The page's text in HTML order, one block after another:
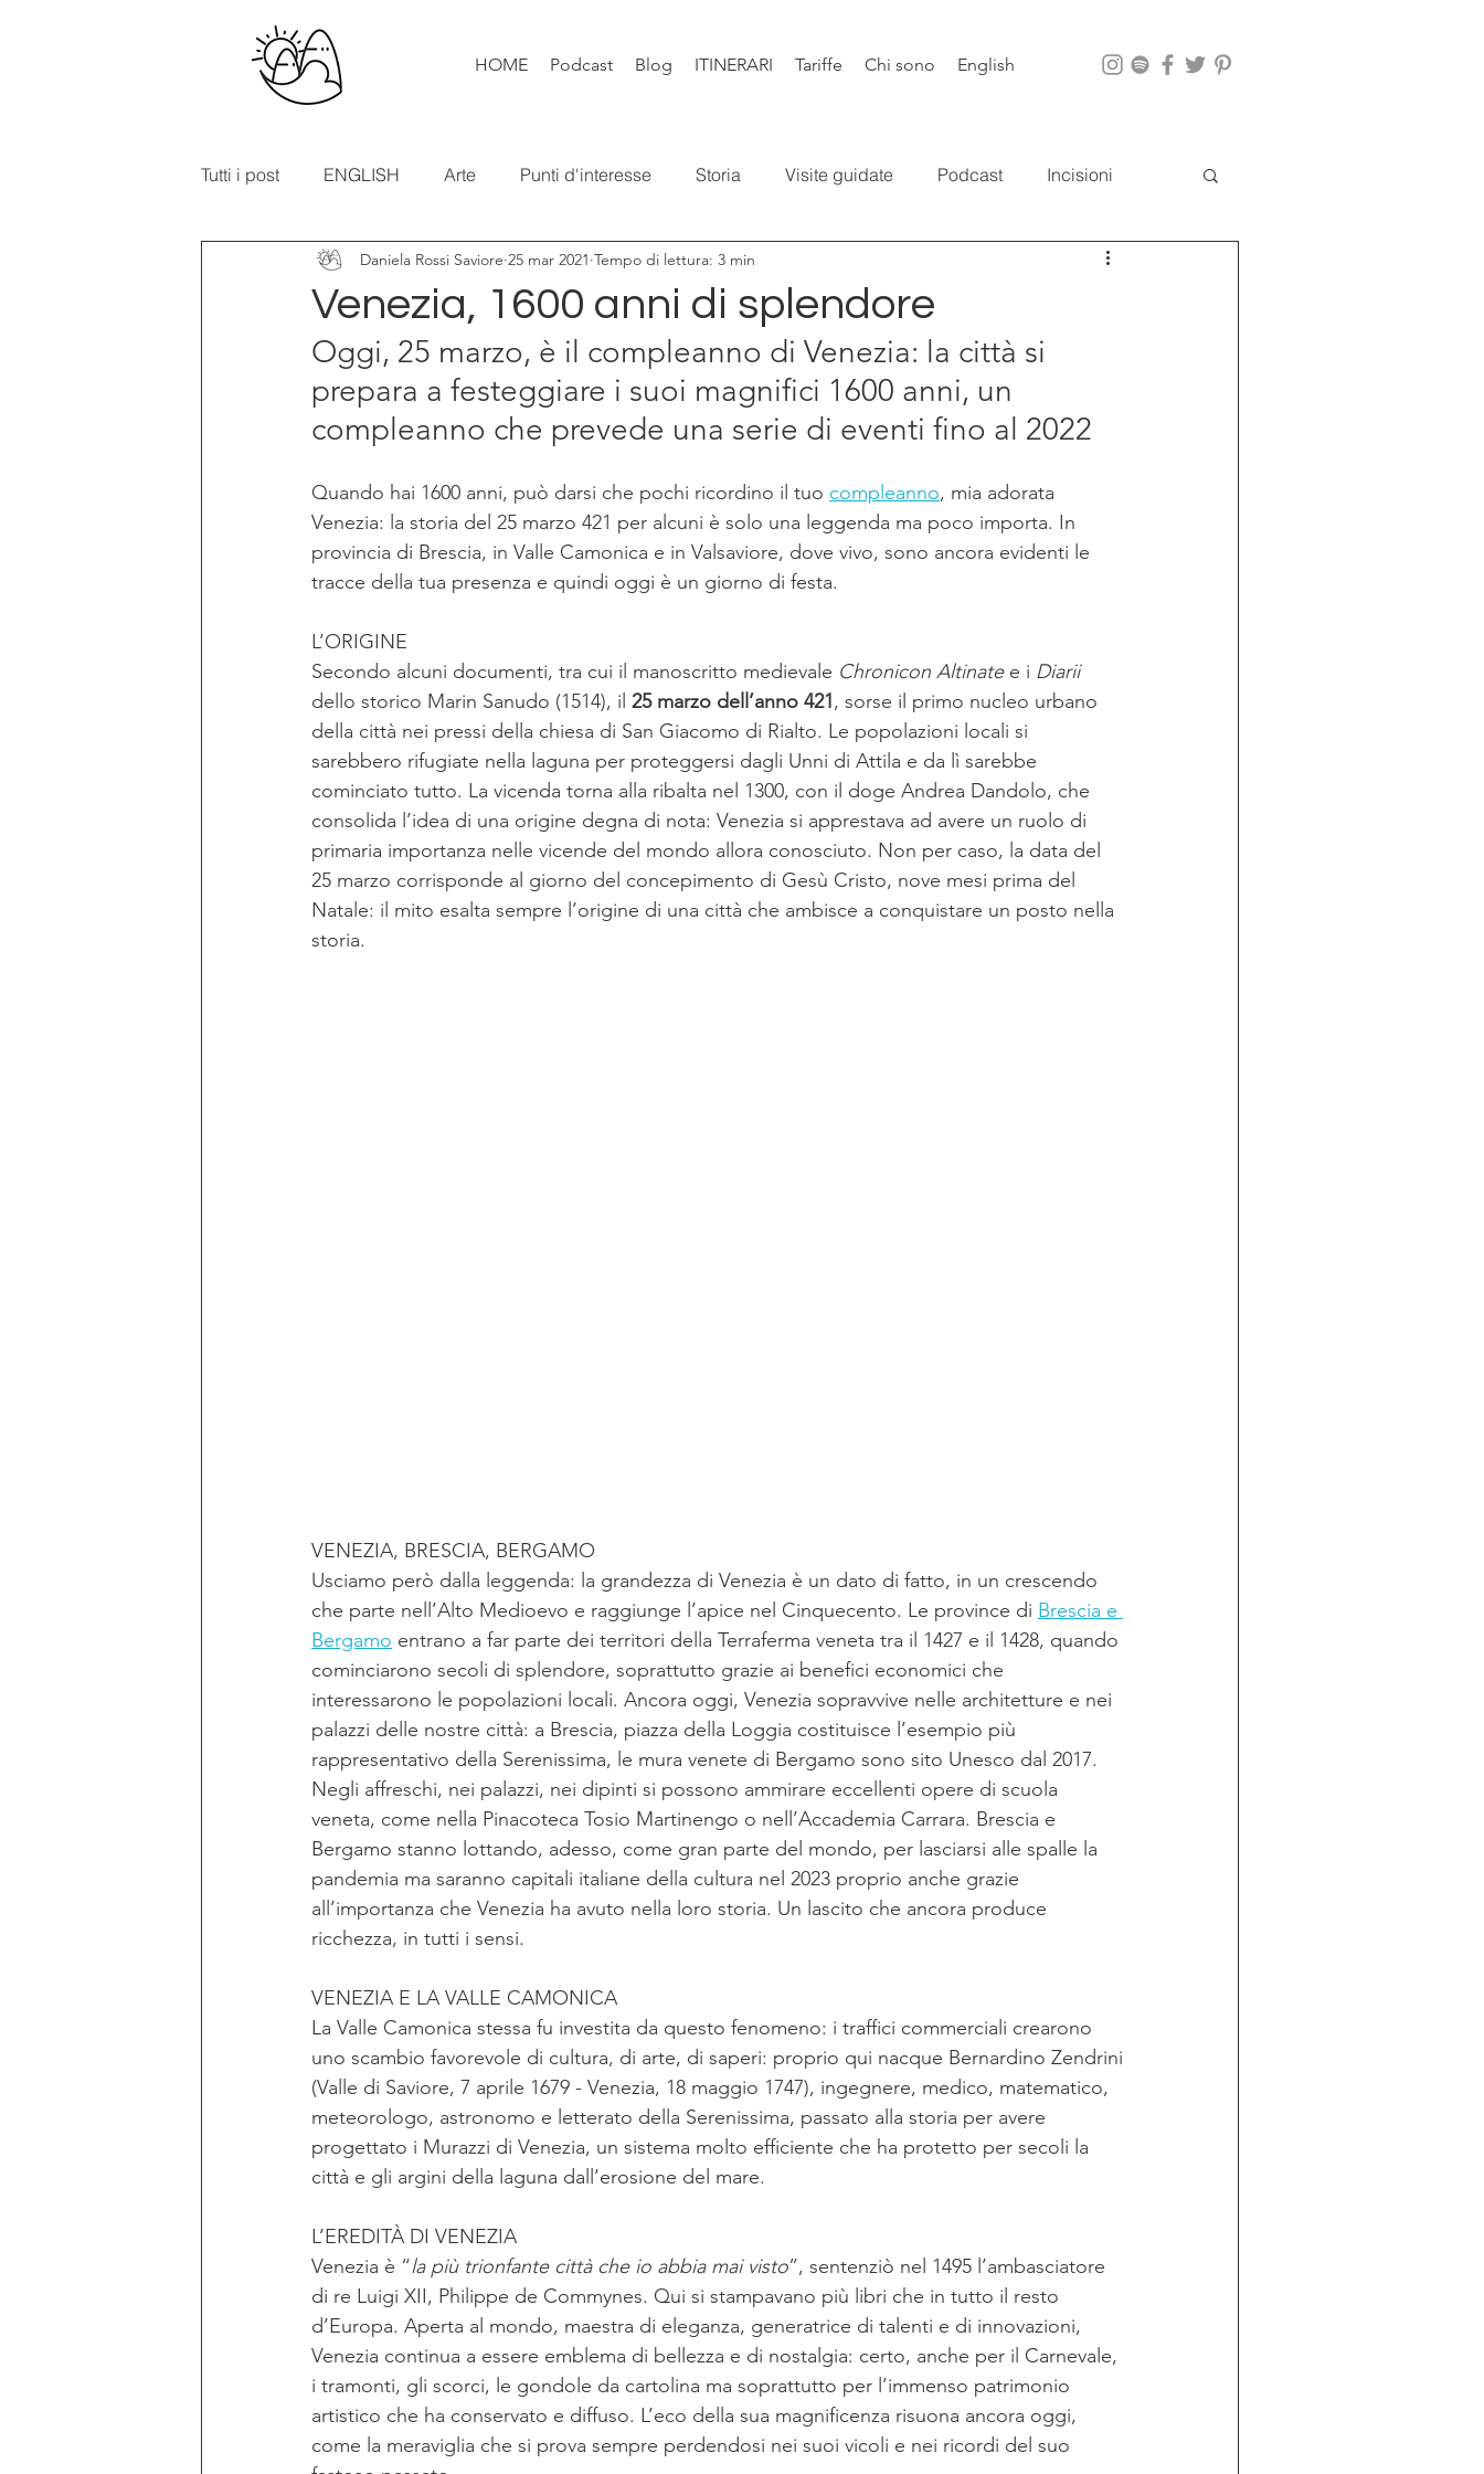
HOME Podcast Blog ITINERARI Tariffe Chi sono English
Tutti i post ENGLISH Arte Punti d'interesse Storia Visite guidate Podcast Incisioni
Cibo e vino Turismo Leggende Santi e Bibbia
In primo piano Mostre
Venezia, 1600 anni di splendore
Daniela Rossi Saviore 25 mar 2021 Tempo di lettura: 3 min
Oggi, 25 marzo, è il compleanno di Venezia: la città si
prepara a festeggiare i suoi magnifici 1600 anni, un
compleanno che prevede una serie di eventi fino al 2022
Quando hai 1600 anni, può darsi che pochi ricordino il tuo compleanno, mia adorata
Venezia: la storia del 25 marzo 421 per alcuni è solo una leggenda ma poco importa. In
provincia di Brescia, in Valle Camonica e in Valsaviore, dove vivo, sono ancora evidenti le
tracce della tua presenza e quindi oggi è un giorno di festa.
L’ORIGINE
Secondo alcuni documenti, tra cui il manoscritto medievale Chronicon Altinate e i Diarii
dello storico Marin Sanudo (1514), il 25 marzo dell’anno 421, sorse il primo nucleo urbano
della città nei pressi della chiesa di San Giacomo di Rialto. Le popolazioni locali si
sarebbero rifugiate nella laguna per proteggersi dagli Unni di Attila e da lì sarebbe
cominciato tutto. La vicenda torna alla ribalta nel 1300, con il doge Andrea Dandolo, che
consolida l’idea di una origine degna di nota: Venezia si apprestava ad avere un ruolo di
primaria importanza nelle vicende del mondo allora conosciuto. Non per caso, la data del
25 marzo corrisponde al giorno del concepimento di Gesù Cristo, nove mesi prima del
Natale: il mito esalta sempre l’origine di una città che ambisce a conquistare un posto nella
storia.
VENEZIA, BRESCIA, BERGAMO
Usciamo però dalla leggenda: la grandezza di Venezia è un dato di fatto, in un crescendo
che parte nell’Alto Medioevo e raggiunge l’apice nel Cinquecento. Le province di Brescia e
Bergamo entrano a far parte dei territori della Terraferma veneta tra il 1427 e il 1428, quando
cominciarono secoli di splendore, soprattutto grazie ai benefici economici che
interessarono le popolazioni locali. Ancora oggi, Venezia sopravvive nelle architetture e nei
palazzi delle nostre città: a Brescia, piazza della Loggia costituisce l’esempio più
rappresentativo della Serenissima, le mura venete di Bergamo sono sito Unesco dal 2017.
Negli affreschi, nei palazzi, nei dipinti si possono ammirare eccellenti opere di scuola
veneta, come nella Pinacoteca Tosio Martinengo o nell’Accademia Carrara. Brescia e
Bergamo stanno lottando, adesso, come gran parte del mondo, per lasciarsi alle spalle la
pandemia ma saranno capitali italiane della cultura nel 2023 proprio anche grazie
all’importanza che Venezia ha avuto nella loro storia. Un lascito che ancora produce
ricchezza, in tutti i sensi.
VENEZIA E LA VALLE CAMONICA
La Valle Camonica stessa fu investita da questo fenomeno: i traffici commerciali crearono
uno scambio favorevole di cultura, di arte, di saperi: proprio qui nacque Bernardino Zendrini
(Valle di Saviore, 7 aprile 1679 - Venezia, 18 maggio 1747), ingegnere, medico, matematico,
meteorologo, astronomo e letterato della Serenissima, passato alla storia per avere
progettato i Murazzi di Venezia, un sistema molto efficiente che ha protetto per secoli la
città e gli argini della laguna dall’erosione del mare.
L’EREDITÀ DI VENEZIA
Venezia è “la più trionfante città che io abbia mai visto”, sentenziò nel 1495 l’ambasciatore
di re Luigi XII, Philippe de Commynes. Qui si stampavano più libri che in tutto il resto
d’Europa. Aperta al mondo, maestra di eleganza, generatrice di talenti e di innovazioni,
Venezia continua a essere emblema di bellezza e di nostalgia: certo, anche per il Carnevale,
i tramonti, gli scorci, le gondole da cartolina ma soprattutto per l’immenso patrimonio
artistico che ha conservato e diffuso. L’eco della sua magnificenza risuona ancora oggi,
come la meraviglia che si prova sempre perdendosi nei suoi vicoli e nei ricordi del suo